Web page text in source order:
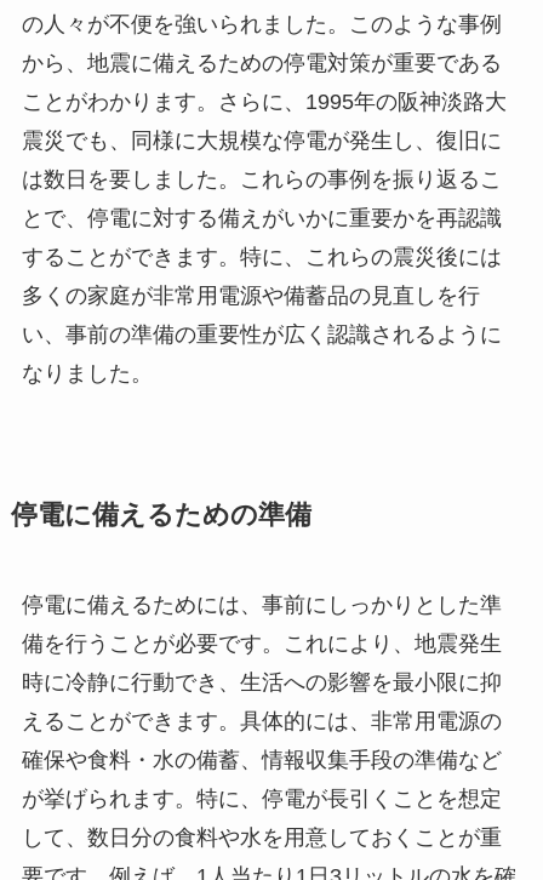
の人々が不便を強いられました。このような事例
から、地震に備えるための停電対策が重要である
ことがわかります。さらに、1995年の阪神淡路大
震災でも、同様に大規模な停電が発生し、復旧に
は数日を要しました。これらの事例を振り返るこ
とで、停電に対する備えがいかに重要かを再認識
することができます。特に、これらの震災後には
多くの家庭が非常用電源や備蓄品の見直しを行
い、事前の準備の重要性が広く認識されるように
なりました。
停電に備えるための準備
停電に備えるためには、事前にしっかりとした準
備を行うことが必要です。これにより、地震発生
時に冷静に行動でき、生活への影響を最小限に抑
えることができます。具体的には、非常用電源の
確保や食料・水の備蓄、情報収集手段の準備など
が挙げられます。特に、停電が長引くことを想定
して、数日分の食料や水を用意しておくことが重